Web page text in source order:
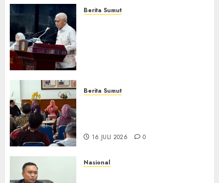
Berita Sumut
Berita Sumut
16 JULI 2026 0
Nasional